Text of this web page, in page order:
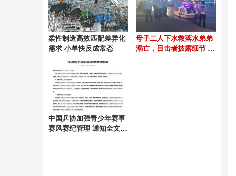
柔性制造高效匹配差异化
需求 小单快反成常态
母子二人下水救落水弟弟
溺亡，目击者披露细节 悲
中国乒协加强青少年赛事
赛风赛纪管理 通知全文发